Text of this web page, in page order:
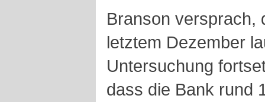
Branson versprach,
letztem Dezember
Untersuchung
dass die Bank rund